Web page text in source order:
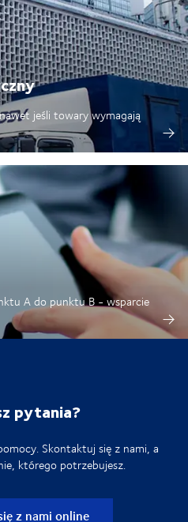
jeśli towary wymagają
A do punktu B - wsparcie
pytania?
Skontaktuj się z nami, a
którego potrzebujesz.
z nami online